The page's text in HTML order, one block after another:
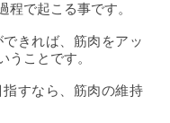
で起こる事です。
きれば、筋肉をアッ
うことです。
すなら、筋肉の維持